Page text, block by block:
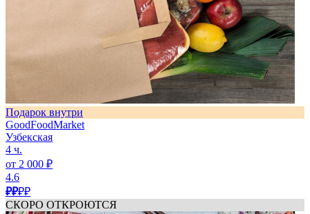
Подарок внутри
GoodFoodMarket
Узбекская
4 ч.
от 2 000 ₽
4.6
₽₽₽₽
СКОРО ОТКРОЮТСЯ